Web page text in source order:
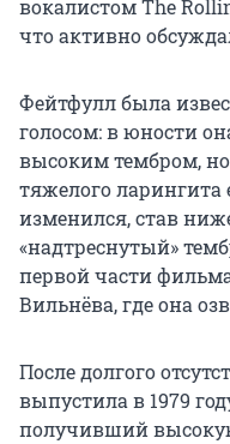
вокалистом The
что активно
Фейтфулл была
голосом: в юности
высоким тембром, но
тяжелого ларингита
изменился, став
«надтреснутый»
первой части
Вильнёва, где она
После долгого
выпустила в 1979
получивший